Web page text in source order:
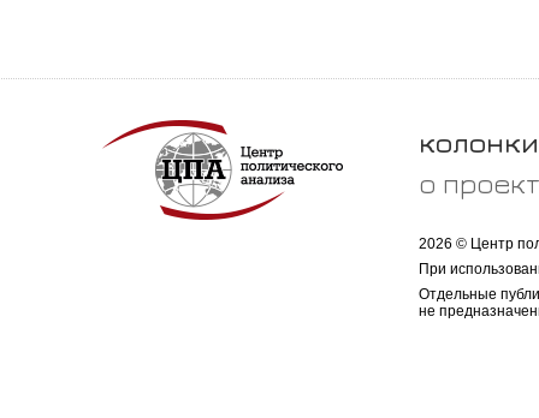
колонки
о
2026 © Центр
При
Отдельные
не